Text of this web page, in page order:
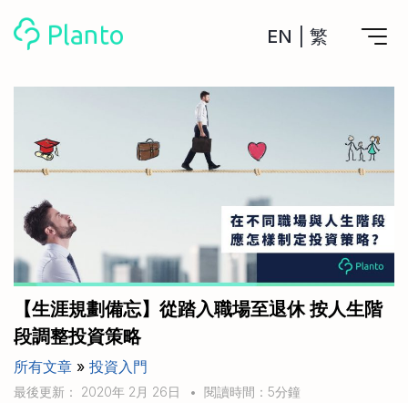
EN 繁
計劃買樓第一步
一次過管理所有強積金戶口
申請清卡數/私人貸款
CreFIT x Planto推廣優惠
工具
比較最抵美股投資戶口
投資戶口 (港股)
比較最抵港股投資戶口
投資加密貨幣
比較最抵Crypto交易所
月供股票計劃
比較最抵月供計劃戶口
關於我們
Academy
Marketplace
其他網站
【生涯規劃備忘】從踏入職場至退休 按人生階
段調整投資策略
所有文章 » 投資入門
最後更新： 2020年 2月 26日 • 閱讀時間：5分鐘